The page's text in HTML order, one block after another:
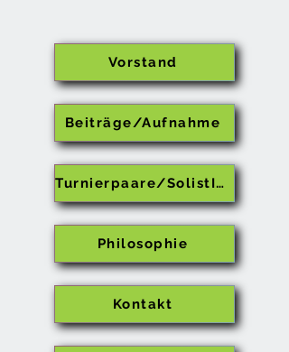
Vorstand
Beiträge/Aufnahme
Turnierpaare/SolistInnen
Philosophie
Kontakt